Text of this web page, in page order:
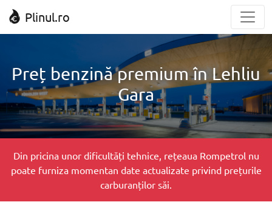
Plinul.ro
Preț benzină premium în Lehliu
Gara
Din pricina unor dificultăți tehnice, rețeaua Rompetrol nu
poate furniza momentan date actualizate privind prețurile
carburanților săi.